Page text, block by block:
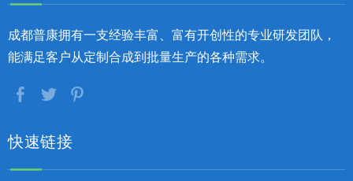
成都普康拥有一支经验丰富、富有开创性的专业研发团队，
能满足客户从定制合成到批量生产的各种需求。
快速链接